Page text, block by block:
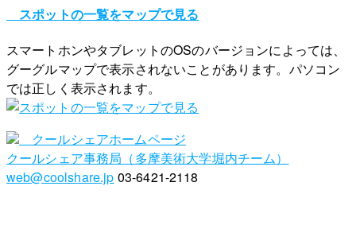
スポットの一覧をマップで見る
スマートホンやタブレットのOSのバージョンによっては、
グーグルマップで表示されないことがあります。パソコン
では正しく表示されます。
クールシェアホームページ
クールシェア事務局（多摩美術大学堀内チーム）
web@coolshare.jp 03-6421-2118